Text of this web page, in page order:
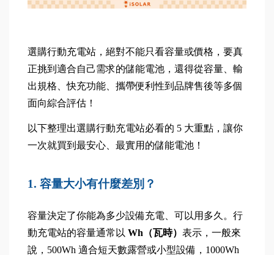
選購行動充電站，絕對不能只看容量或價格，要真
正挑到適合自己需求的儲能電池，還得從容量、輸
出規格、快充功能、攜帶便利性到品牌售後等多個
面向綜合評估！
以下整理出選購行動充電站必看的 5 大重點，讓你
一次就買到最安心、最實用的儲能電池！
1. 容量大小有什麼差別？
容量決定了你能為多少設備充電、可以用多久。行
動充電站的容量通常以 Wh（瓦時） 表示，一般來
說，500Wh 適合短天數露營或小型設備，1000Wh